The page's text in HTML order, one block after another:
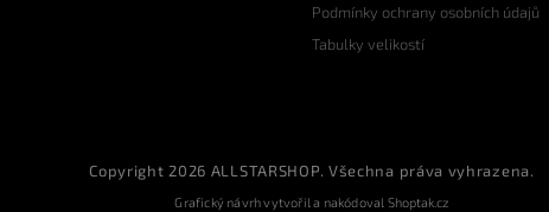
Podmínky ochrany osobních údajů
Tabulky velikostí
Copyright 2026 ALLSTARSHOP. Všechna práva vyhrazena.
Grafický návrh vytvořil a nakódoval Shoptak.cz